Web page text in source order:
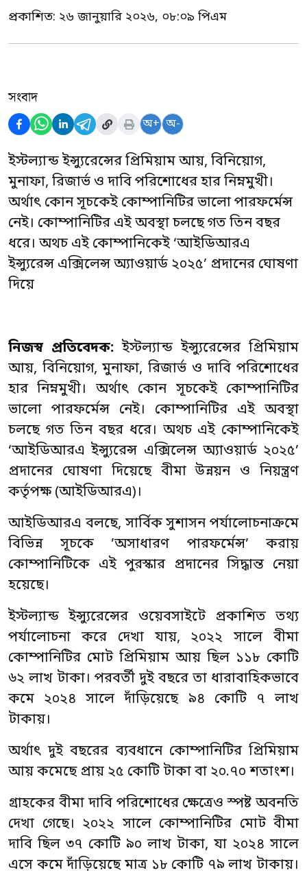
প্রকাশিত: ২৬ জানুয়ারি ২০২৬, ০৮:০৯ পিএম
সংবাদ
অ+ অ-
ইস্টল্যান্ড ইন্স্যুরেন্সের প্রিমিয়াম আয়, বিনিয়োগ,
মুনাফা, রিজার্ভ ও দাবি পরিশোধের হার নিম্নমুখী।
অর্থাৎ কোন সূচকেই কোম্পানিটির ভালো পারফর্মেন্স
নেই। কোম্পানিটির এই অবস্থা চলছে গত তিন বছর
ধরে। অথচ এই কোম্পানিকেই ‘আইডিআরএ
ইন্স্যুরেন্স এক্সিলেন্স অ্যাওয়ার্ড ২০২৫’ প্রদানের ঘোষণা
দিয়ে
নিজস্ব প্রতিবেদক: ইস্টল্যান্ড ইন্স্যুরেন্সের প্রিমিয়াম
আয়, বিনিয়োগ, মুনাফা, রিজার্ভ ও দাবি পরিশোধের
হার নিম্নমুখী। অর্থাৎ কোন সূচকেই কোম্পানিটির
ভালো পারফর্মেন্স নেই। কোম্পানিটির এই অবস্থা
চলছে গত তিন বছর ধরে। অথচ এই কোম্পানিকেই
‘আইডিআরএ ইন্স্যুরেন্স এক্সিলেন্স অ্যাওয়ার্ড ২০২৫’
প্রদানের ঘোষণা দিয়েছে বীমা উন্নয়ন ও নিয়ন্ত্রণ
কর্তৃপক্ষ (আইডিআরএ)।
আইডিআরএ বলছে, সার্বিক সুশাসন পর্যালোচনাক্রমে
বিভিন্ন সূচকে ’অসাধারণ পারফর্মেন্স’ করায়
কোম্পানিটিকে এই পুরস্কার প্রদানের সিদ্ধান্ত নেয়া
হয়েছে।
ইস্টল্যান্ড ইন্স্যুরেন্সের ওয়েবসাইটে প্রকাশিত তথ্য
পর্যালোচনা করে দেখা যায়, ২০২২ সালে বীমা
কোম্পানিটির মোট প্রিমিয়াম আয় ছিল ১১৮ কোটি
৬২ লাখ টাকা। পরবর্তী দুই বছরে তা ধারাবাহিকভাবে
কমে ২০২৪ সালে দাঁড়িয়েছে ৯৪ কোটি ৭ লাখ
টাকায়।
অর্থাৎ দুই বছরের ব্যবধানে কোম্পানিটির প্রিমিয়াম
আয় কমেছে প্রায় ২৫ কোটি টাকা বা ২০.৭০ শতাংশ।
গ্রাহকের বীমা দাবি পরিশোধের ক্ষেত্রেও স্পষ্ট অবনতি
দেখা গেছে। ২০২২ সালে কোম্পানিটির মোট বীমা
দাবি ছিল ৩৭ কোটি ৯০ লাখ টাকা, যা ২০২৪ সালে
এসে কমে দাঁড়িয়েছে মাত্র ১৮ কোটি ৭৯ লাখ টাকায়।